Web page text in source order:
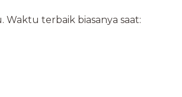
terbaik biasanya saat: